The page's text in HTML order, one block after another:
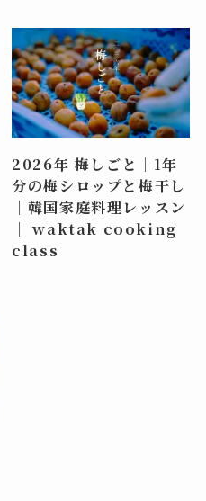
2026年 梅しごと｜1年
分の梅シロップと梅干し
｜韓国家庭料理レッスン
｜ waktak cooking
class